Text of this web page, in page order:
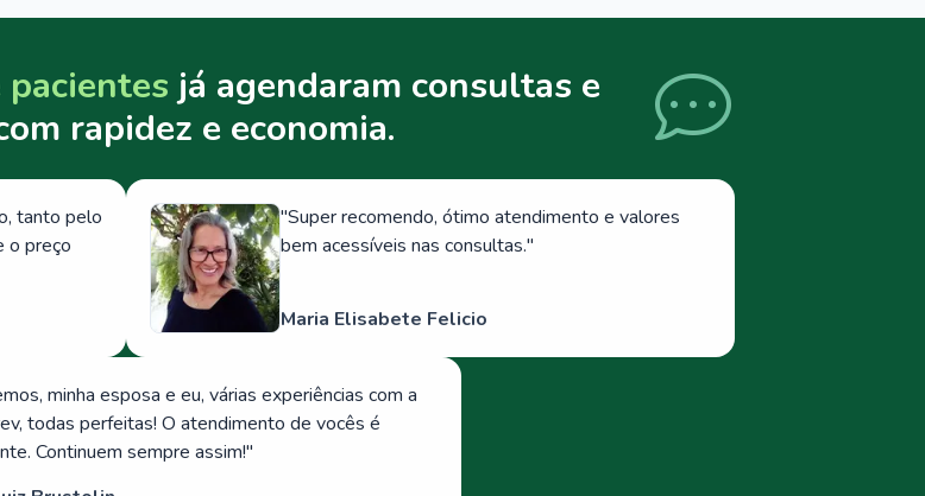
já agendaram consultas e
rapidez e economia.
tanto pelo
o preço
"Super recomendo, ótimo atendimento e valores
bem acessíveis nas consultas."
Maria Elisabete Felicio
minha esposa e eu, várias experiências com a
todas perfeitas! O atendimento de vocês é
Continuem sempre assim!"